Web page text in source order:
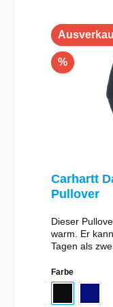
%
Carhartt
Pullover
Dieser
warm. Er
Tagen als
weichem
längeren
Farbe